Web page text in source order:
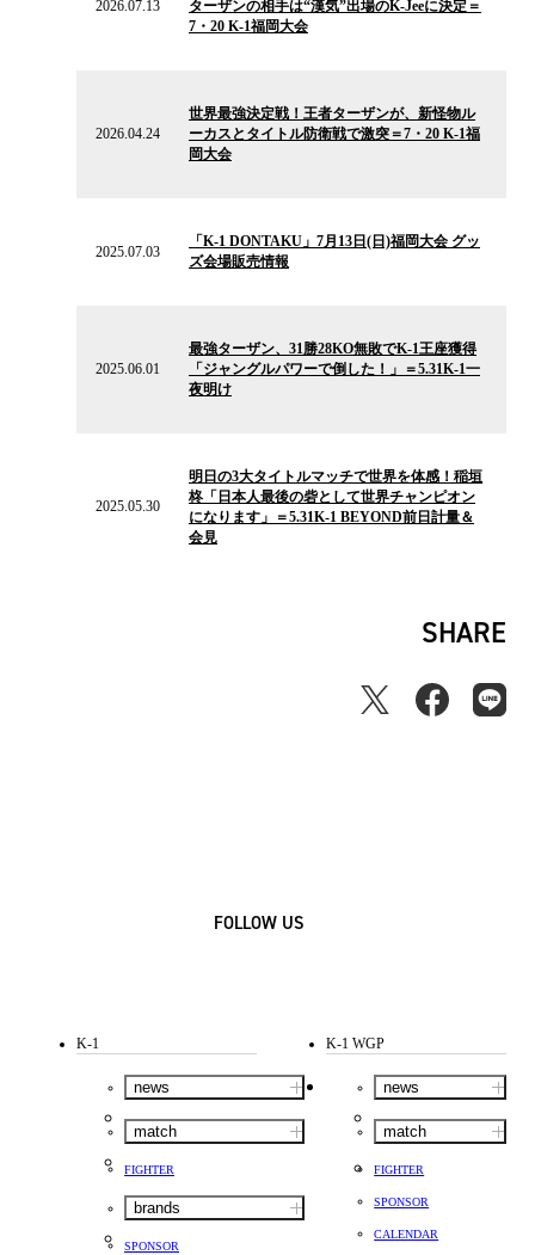
2026.07.13
ターザンの相手は“漢気”出場のK-Jeeに決定＝
7・20 K-1福岡大会
2026.04.24
世界最強決定戦！王者ターザンが、新怪物ル
ーカスとタイトル防衛戦で激突＝7・20 K-1福
岡大会
2025.07.03
「K-1 DONTAKU」7月13日(日)福岡大会 グッ
ズ会場販売情報
2025.06.01
最強ターザン、31勝28KO無敗でK-1王座獲得
「ジャングルパワーで倒した！」＝5.31K-1一
夜明け
2025.05.30
明日の3大タイトルマッチで世界を体感！稲垣
柊「日本人最後の砦として世界チャンピオン
になります」＝5.31K-1 BEYOND前日計量＆
会見
SHARE
FOLLOW US
K-1
news
match
FIGHTER
brands
SPONSOR
K-1 WGP
news
match
FIGHTER
SPONSOR
CALENDAR